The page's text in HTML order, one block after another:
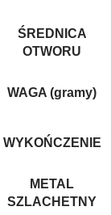
ŚREDNICA
OTWORU
WAGA (gramy)
WYKOŃCZENIE
METAL
SZLACHETNY